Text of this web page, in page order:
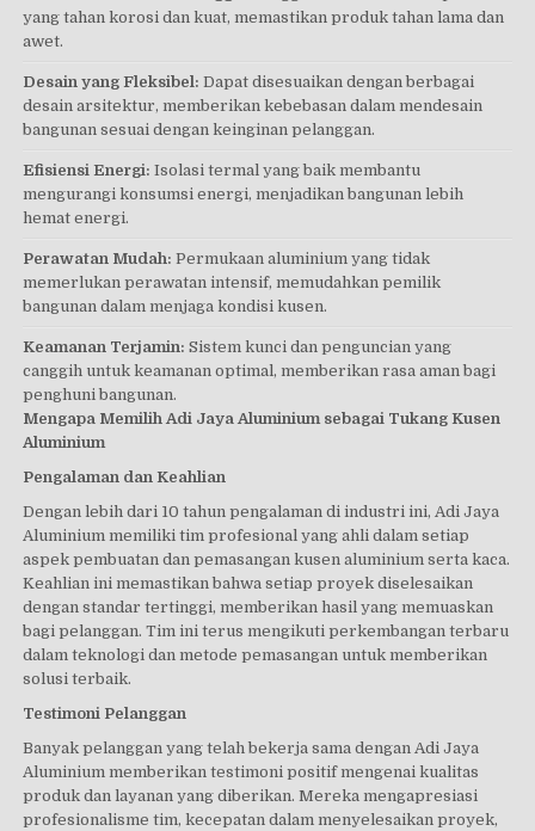
yang tahan korosi dan kuat, memastikan produk tahan lama dan
awet.
Desain yang Fleksibel: Dapat disesuaikan dengan berbagai
desain arsitektur, memberikan kebebasan dalam mendesain
bangunan sesuai dengan keinginan pelanggan.
Efisiensi Energi: Isolasi termal yang baik membantu
mengurangi konsumsi energi, menjadikan bangunan lebih
hemat energi.
Perawatan Mudah: Permukaan aluminium yang tidak
memerlukan perawatan intensif, memudahkan pemilik
bangunan dalam menjaga kondisi kusen.
Keamanan Terjamin: Sistem kunci dan penguncian yang
canggih untuk keamanan optimal, memberikan rasa aman bagi
penghuni bangunan.
Mengapa Memilih Adi Jaya Aluminium sebagai Tukang Kusen
Aluminium
Pengalaman dan Keahlian
Dengan lebih dari 10 tahun pengalaman di industri ini, Adi Jaya
Aluminium memiliki tim profesional yang ahli dalam setiap
aspek pembuatan dan pemasangan kusen aluminium serta kaca.
Keahlian ini memastikan bahwa setiap proyek diselesaikan
dengan standar tertinggi, memberikan hasil yang memuaskan
bagi pelanggan. Tim ini terus mengikuti perkembangan terbaru
dalam teknologi dan metode pemasangan untuk memberikan
solusi terbaik.
Testimoni Pelanggan
Banyak pelanggan yang telah bekerja sama dengan Adi Jaya
Aluminium memberikan testimoni positif mengenai kualitas
produk dan layanan yang diberikan. Mereka mengapresiasi
profesionalisme tim, kecepatan dalam menyelesaikan proyek,